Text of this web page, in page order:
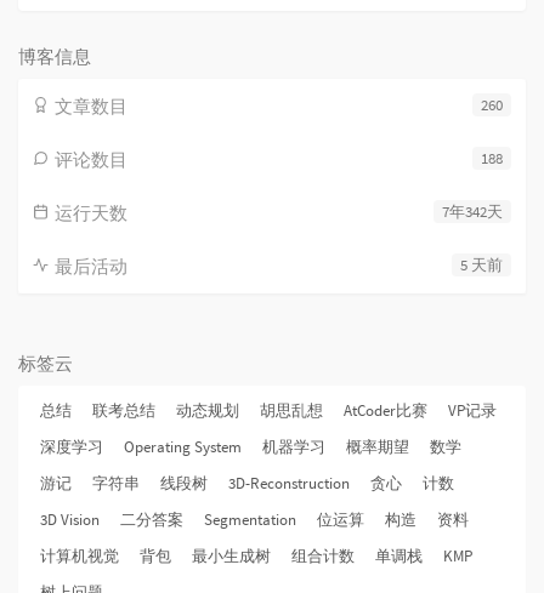
博客信息
260
文章数目
188
评论数目
7年342天
运行天数
5 天前
最后活动
标签云
总结 联考总结 动态规划 胡思乱想 AtCoder比赛
VP记录
深度学习
Operating System 机器学习 概率期望
数学
游记
字符串 线段树 3D-Reconstruction 贪心
计数
3D Vision
二分答案 Segmentation 位运算 构造
资料
计算机视觉
背包 最小生成树 组合计数 单调栈
KMP